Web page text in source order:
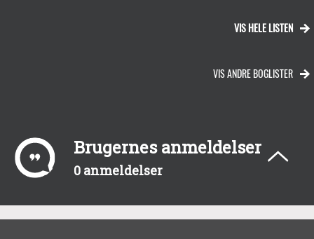
VIS HELE LISTEN
VIS ANDRE BOGLISTER
Brugernes anmeldelser
0 anmeldelser